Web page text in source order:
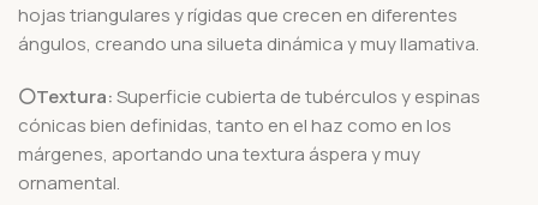
hojas triangulares y rígidas que crecen en diferentes
ángulos, creando una silueta dinámica y muy llamativa.
⚪Textura:Superficie cubierta de tubérculos y espinas
cónicas bien definidas, tanto en el haz como en los
márgenes, aportando una textura áspera y muy
ornamental.